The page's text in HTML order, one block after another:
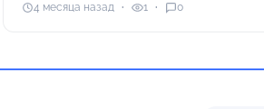
4 месяца назад 1 0